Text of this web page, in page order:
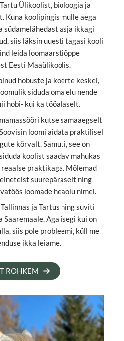
Ülikoolist, bioloogia ja
Kuna koolipingis mulle aega
südamelähedast asja ikkagi
siis läksin uuesti tagasi kooli
leida loomaarstiõppe
Eesti Maaülikoolis.
hobuste ja koerte keskel,
siduda oma elu nende
hobi- kui ka tööalaselt.
kutse samaaegselt
loomi aidata praktilisel
kõrvalt. Samuti, see on
koolist saadav mahukas
praktikaga. Mõlemad
suurepäraselt ning
loomade heaolu nimel.
ja Tartus ning suviti
Aga isegi kui on
siis pole probleemi, küll me
ikka leiame.
ROHKEM